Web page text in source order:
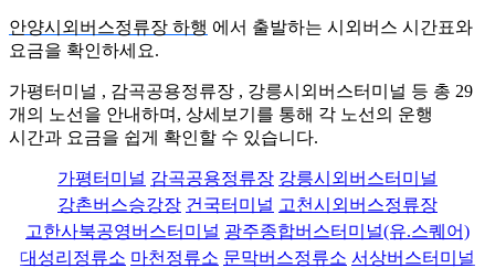
안양시외버스정류장 하행 에서 출발하는 시외버스 시간표와
요금을 확인하세요.
가평터미널 , 감곡공용정류장 , 강릉시외버스터미널 등 총 29
개의 노선을 안내하며, 상세보기를 통해 각 노선의 운행
시간과 요금을 쉽게 확인할 수 있습니다.
가평터미널 감곡공용정류장 강릉시외버스터미널
강촌버스승강장 건국터미널 고천시외버스정류장
고한사북공영버스터미널 광주종합버스터미널(유.스퀘어)
대성리정류소 마천정류소 문막버스정류소 서상버스터미널